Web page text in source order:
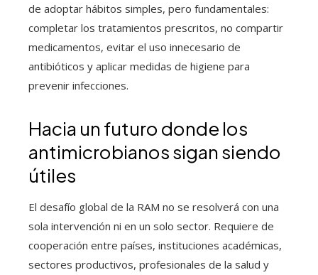
de adoptar hábitos simples, pero fundamentales:
completar los tratamientos prescritos, no compartir
medicamentos, evitar el uso innecesario de
antibióticos y aplicar medidas de higiene para
prevenir infecciones.
Hacia un futuro donde los
antimicrobianos sigan siendo
útiles
El desafío global de la RAM no se resolverá con una
sola intervención ni en un solo sector. Requiere de
cooperación entre países, instituciones académicas,
sectores productivos, profesionales de la salud y